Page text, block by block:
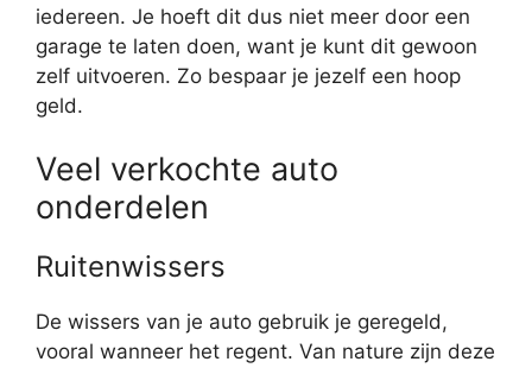
iedereen. Je hoeft dit dus niet meer door een
garage te laten doen, want je kunt dit gewoon
zelf uitvoeren. Zo bespaar je jezelf een hoop
geld.
Veel verkochte auto
onderdelen
Ruitenwissers
De wissers van je auto gebruik je geregeld,
vooral wanneer het regent. Van nature zijn deze